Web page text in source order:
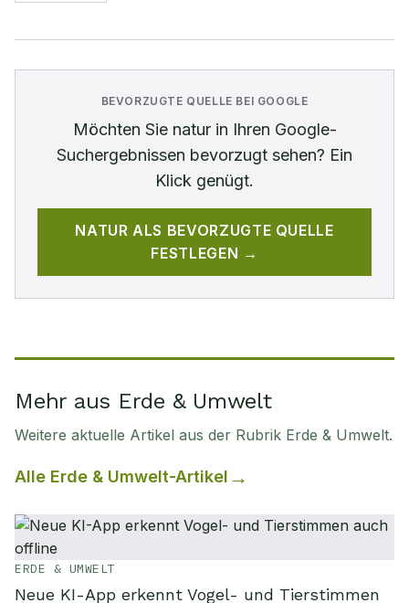
BEVORZUGTE QUELLE BEI GOOGLE
Möchten Sie naturin Ihren Google-
Suchergebnissen bevorzugt sehen? Ein
Klick genügt.
NATUR ALS BEVORZUGTE QUELLE
FESTLEGEN →
Mehr aus Erde & Umwelt
Weitere aktuelle Artikel aus der Rubrik Erde & Umwelt.
Alle Erde & Umwelt-Artikel
ERDE & UMWELT
Neue KI-App erkennt Vogel- und Tierstimmen